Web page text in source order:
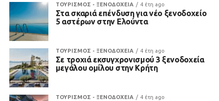
ΤΟΥΡΙΣΜΟΣ - ΞΕΝΟΔΟΧΕΙΑ 4 έτη ago
Στα σκαριά επένδυση για νέο ξενοδοχείο
5 αστέρων στην Ελούντα
ΤΟΥΡΙΣΜΟΣ - ΞΕΝΟΔΟΧΕΙΑ 4 έτη ago
Σε τροχιά εκσυγχρονισμού 3 ξενοδοχεία
μεγάλου ομίλου στην Κρήτη
ΤΟΥΡΙΣΜΟΣ - ΞΕΝΟΔΟΧΕΙΑ 4 έτη ago